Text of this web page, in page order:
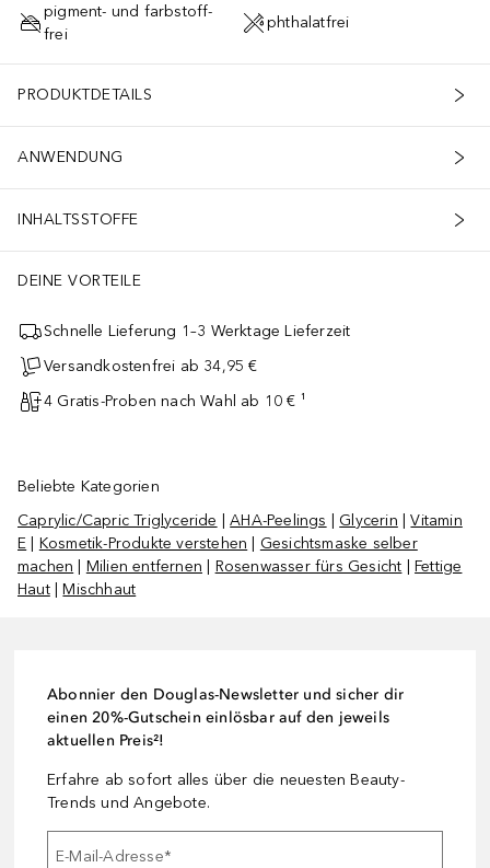
pigment- und farbstoff-
frei
phthalatfrei
PRODUKTDETAILS
ANWENDUNG
INHALTSSTOFFE
DEINE VORTEILE
Schnelle Lieferung 1–3 Werktage Lieferzeit
Versandkostenfrei ab 34,95 €
4 Gratis-Proben nach Wahl ab 10 € ¹
Beliebte Kategorien
Caprylic/Capric Triglyceride |AHA-Peelings Glycerin |Vitamin
E
Kosmetik-Produkte verstehen
Gesichtsmaske selber
machen
Milien entfernen Rosenwasser fürs Gesicht |Fettige
Haut|Mischhaut
Abonnier den Douglas-Newsletter und sicher dir
einen 20%-Gutschein einlösbar auf den jeweils
aktuellen Preis²!
Erfahre ab sofort alles über die neuesten Beauty-
Trends und Angebote.
E-Mail-Adresse*